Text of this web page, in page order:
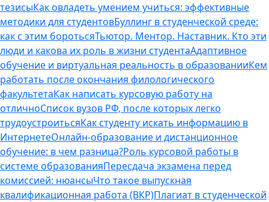
тезисыКак овладеть умением учиться: эффективные
методики для студентовБуллинг в студенческой среде:
как с этим боротьсяТьютор. Ментор. Наставник. Кто эти
люди и какова их роль в жизни студентаАдаптивное
обучение и виртуальная реальность в образованииКем
работать после окончания филологического
факультетаКак написать курсовую работу на
отличноСписок вузов РФ, после которых легко
трудоустроитьсяКак студенту искать информацию в
ИнтернетеОнлайн-образование и дистанционное
обучение: в чем разница?Роль курсовой работы в
системе образованияПересдача экзамена перед
комиссией: нюансыЧто такое выпускная
квалификационная работа (ВКР)Плагиат в студенческой